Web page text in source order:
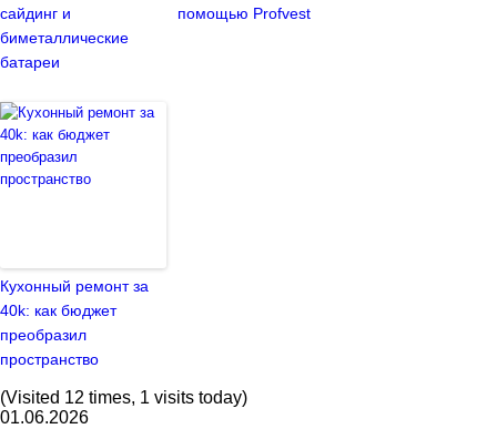
сайдинг и
биметаллические
батареи
помощью Profvest
Кухонный ремонт за
40k: как бюджет
преобразил
пространство
(Visited 12 times, 1 visits today)
01.06.2026